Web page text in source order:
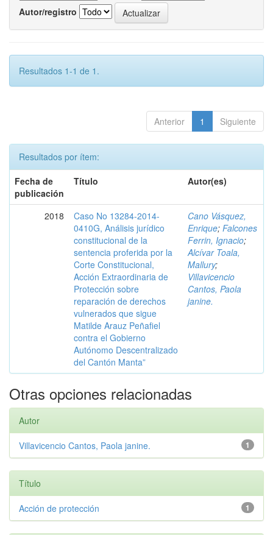
Autor/registro
Resultados 1-1 de 1.
Anterior 1 Siguiente
Resultados por ítem:
Fecha de
publicación
Título Autor(es)
2018
Caso No 13284-2014-
0410G, Análisis jurídico
constitucional de la
sentencia proferida por la
Corte Constitucional,
Acción Extraordinaria de
Protección sobre
reparación de derechos
vulnerados que sigue
Matilde Arauz Peñafiel
contra el Gobierno
Autónomo Descentralizado
del Cantón Manta”
Cano Vásquez,
Enrique; Falcones
Ferrin, Ignacio;
Alcívar Toala,
Mallury;
Villavicencio
Cantos, Paola
janine.
Otras opciones relacionadas
Autor
1
Villavicencio Cantos, Paola janine.
Título
1
Acción de protección